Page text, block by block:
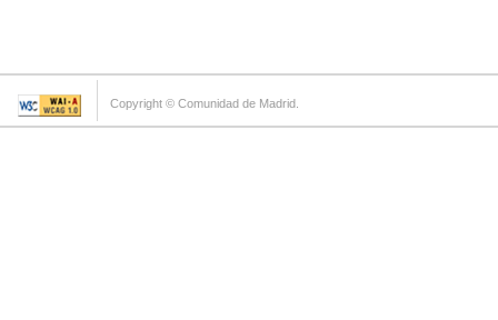
Copyright © Comunidad de Madrid.